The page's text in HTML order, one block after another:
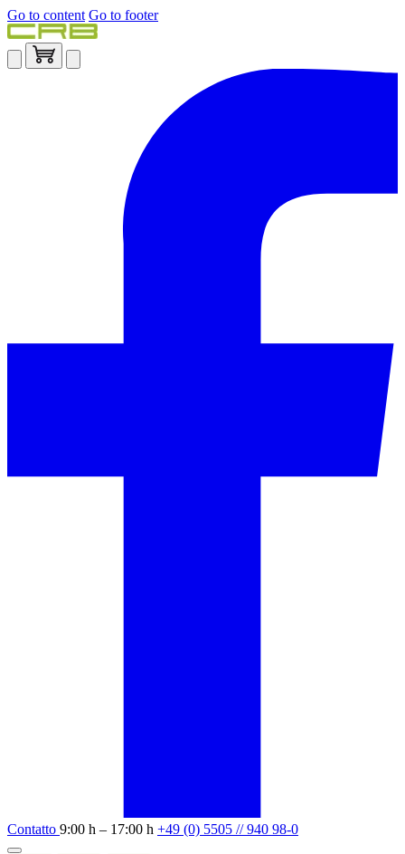
Go to content Go to footer
Contatto 9:00 h – 17:00 h +49 (0) 5505 // 940 98-0